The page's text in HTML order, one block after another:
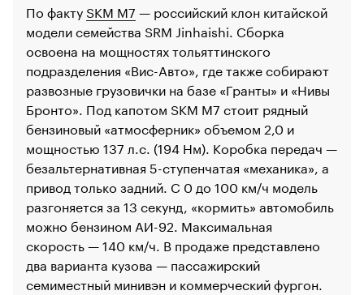
По факту SKM M7 — российский клон китайской
модели семейства SRM Jinhaishi. Сборка
освоена на мощностях тольяттинского
подразделения «Вис-Авто», где также собирают
развозные грузовички на базе «Гранты» и «Нивы
Бронто». Под капотом SKM M7 стоит рядный
бензиновый «атмосферник» объемом 2,0 и
мощностью 137 л.с. (194 Нм). Коробка передач —
безальтернативная 5-ступенчатая «механика», а
привод только задний. С 0 до 100 км/ч модель
разгоняется за 13 секунд, «кормить» автомобиль
можно бензином АИ-92. Максимальная
скорость — 140 км/ч. В продаже представлено
два варианта кузова — пассажирский
семиместный минивэн и коммерческий фургон.